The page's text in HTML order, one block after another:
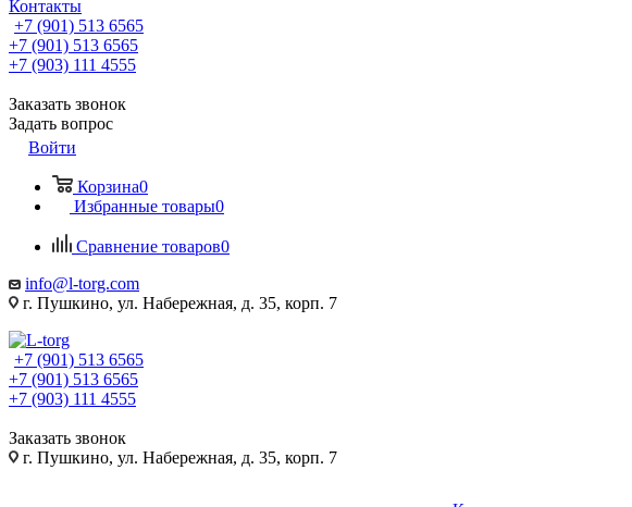
Контакты
+7 (901) 513 6565
+7 (901) 513 6565
+7 (903) 111 4555
Заказать звонок
Задать вопрос
Войти
Корзина0
Избранные товары0
Сравнение товаров0
info@l-torg.com
г. Пушкино, ул. Набережная, д. 35, корп. 7
+7 (901) 513 6565
+7 (901) 513 6565
+7 (903) 111 4555
Заказать звонок
г. Пушкино, ул. Набережная, д. 35, корп. 7